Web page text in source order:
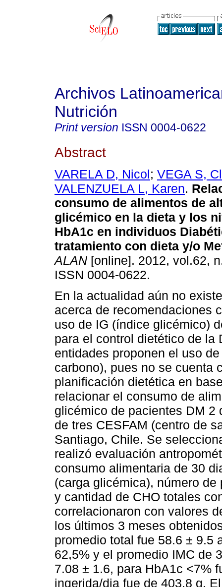
Archivos
Nutrición
Print version ISSN 0004-0622
Abstract
VARELA D, Nicol; VEGA S,
VALENZUELA L, Karen.
consumo de alimentos de
glicémico en la dieta y los
HbA1c en individuos
tratamiento con dieta y/o
ALAN [online]. 2012, vol.62,
ISSN 0004-0622.
En la actualidad aún no
acerca de recomendaciones
uso de IG (índice glicémico)
para el control dietético de la
entidades proponen el uso
carbono), pues no se cuenta
planificación dietética en
relacionar el consumo de
glicémico de pacientes DM 2
de tres CESFAM (centro de
Santiago, Chile. Se
realizó evaluación
consumo alimentaria de 30
(carga glicémica), número
y cantidad de CHO totales
correlacionaron con valores
los últimos 3 meses
promedio total fue 58.6 ± 9.5
62,5% y el promedio IMC de
7.08 ± 1.6, para HbA1c <7%
ingerida/dia fue de 403.8 g.